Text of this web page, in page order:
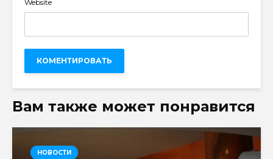
Website
Вам также может понравится
НОВОСТИ